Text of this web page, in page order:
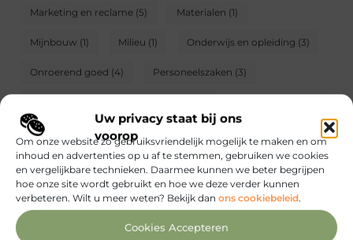
Uw privacy staat bij ons
voorop
Om onze website zo gebruiksvriendelijk mogelijk te maken en om
inhoud en advertenties op u af te stemmen, gebruiken we cookies
en vergelijkbare technieken. Daarmee kunnen we beter begrijpen
hoe onze site wordt gebruikt en hoe we deze verder kunnen
verbeteren. Wilt u meer weten? Bekijk dan ons cookiebeleid.
Cookies Accepteren
Marketing en reclame (5) Materialen (1)
Mijnbouw (1) Milieu (1) Onderwijs en opleiding (3)
Onroerend goed (4) Personeelszaken (3)
Telecommunicatie(1)
Uitgeverijen en drukkerijen(1) Verenigingen(1)
Werkgelegenheid(1) Zakelijke dienstverlening (14)